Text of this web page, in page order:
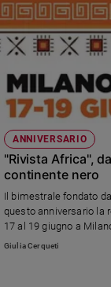
ANNIVERSARIO
"Rivista Africa",
continente nero
Il bimestrale fondato
questo anniversario la
17 al 19 giugno a
fotografia, cinema,
Giulia Cerqueti